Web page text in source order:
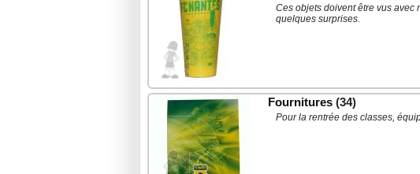
Ces objets doivent être vus avec
quelques surprises.
Fournitures (34)
Pour la rentrée des classes,